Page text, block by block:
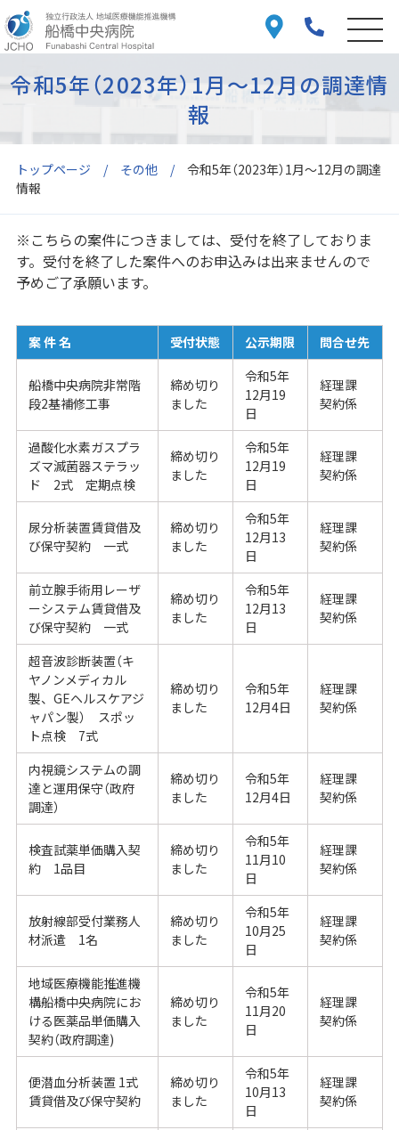
トップページ その他
令和5年（2023年）1月～12月の調達
情報
令和5年（2023年）1月～12月の調達情
報
※こちらの案件につきましては、受付を終了しておりま
す。受付を終了した案件へのお申込みは出来ませんので
予めご了承願います。
案 件 名 受付状態 公示期限 問合せ先
船橋中央病院非常階
段2基補修工事
締め切り
ました
令和5年
12月19
日
経理課
契約係
過酸化水素ガスプラ
ズマ滅菌器ステラッ
ド 2式 定期点検
締め切り
ました
令和5年
12月19
日
経理課
契約係
尿分析装置賃貸借及
び保守契約 一式
締め切り
ました
令和5年
12月13
日
経理課
契約係
前立腺手術用レーザ
ーシステム賃貸借及
び保守契約 一式
締め切り
ました
令和5年
12月13
日
経理課
契約係
超音波診断装置（キ
ヤノンメディカル
製、GEヘルスケアジ
ャパン製） スポッ
ト点検 7式
締め切り
ました
令和5年
12月4日
経理課
契約係
内視鏡システムの調
達と運用保守（政府
調達）
締め切り
ました
令和5年
12月4日
経理課
契約係
検査試薬単価購入契
約 1品目
締め切り
ました
令和5年
11月10
日
経理課
契約係
放射線部受付業務人
材派遣 1名
締め切り
ました
令和5年
10月25
日
経理課
契約係
地域医療機能推進機
構船橋中央病院にお
ける医薬品単価購入
契約（政府調達)
締め切り
ました
令和5年
11月20
日
経理課
契約係
便潜血分析装置 1式
賃貸借及び保守契約
締め切り
ました
令和5年
10月13
日
経理課
契約係